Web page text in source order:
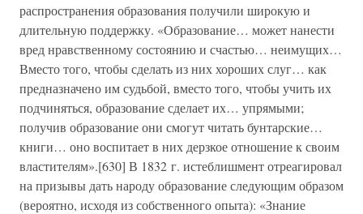
распространения образования получили широкую и
длительную поддержку. «Образование… может нанести
вред нравственному состоянию и счастью… неимущих…
Вместо того, чтобы сделать из них хороших слуг… как
предназначено им судьбой, вместо того, чтобы учить их
подчиняться, образование сделает их… упрямыми;
получив образование они смогут читать бунтарские…
книги… оно воспитает в них дерзкое отношение к своим
властителям».[630] В 1832 г. истеблишмент отреагировал
на призывы дать народу образование следующим образом
(вероятно, исходя из собственного опыта): «Знание